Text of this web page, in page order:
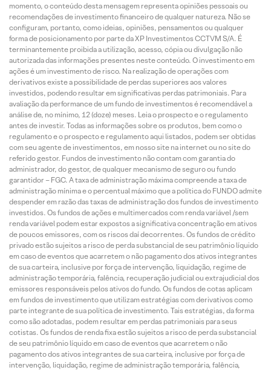
momento, o conteúdo desta mensagem representa opiniões pessoais ou
recomendações de investimento financeiro de qualquer natureza. Não se
configuram, portanto, como ideias, opiniões, pensamentos ou qualquer
forma de posicionamento por parte da XP Investimentos CCTVM S/A. É
terminantemente proibida a utilização, acesso, cópia ou divulgação não
autorizada das informações presentes neste conteúdo. O investimento em
ações é um investimento de risco. Na realização de operações com
derivativos existe a possibilidade de perdas superiores aos valores
investidos, podendo resultar em significativas perdas patrimoniais. Para
avaliação da performance de um fundo de investimentos é recomendável a
análise de, no mínimo, 12 (doze) meses. Leia o prospecto e o regulamento
antes de investir. Todas as informações sobre os produtos, bem como o
regulamento e o prospecto e regulamento aqui listados, podem ser obtidas
com seu agente de investimentos, em nosso site na internet ou no site do
referido gestor. Fundos de investimento não contam com garantia do
administrador, do gestor, de qualquer mecanismo de seguro ou fundo
garantidor – FGC. A taxa de administração máxima compreende a taxa de
administração mínima e o percentual máximo que a política do FUNDO admite
despender em razão das taxas de administração dos fundos de investimento
investidos. Os fundos de ações e multimercados com renda variável /sem
renda variável podem estar expostos a significativa concentração em ativos
de poucos emissores, com os riscos daí decorrentes. Os fundos de crédito
privado estão sujeitos a risco de perda substancial de seu patrimônio líquido
em caso de eventos que acarretem o não pagamento dos ativos integrantes
de sua carteira, inclusive por força de intervenção, liquidação, regime de
administração temporária, falência, recuperação judicial ou extrajudicial dos
emissores responsáveis pelos ativos do fundo. Os fundos de cotas aplicam
em fundos de investimento que utilizam estratégias com derivativos como
parte integrante de sua política de investimento. Tais estratégias, da forma
como são adotadas, podem resultar em perdas patrimoniais para seus
cotistas. Os fundos de renda fixa estão sujeitos a risco de perda substancial
de seu patrimônio líquido em caso de eventos que acarretem o não
pagamento dos ativos integrantes de sua carteira, inclusive por força de
intervenção, liquidação, regime de administração temporária, falência,